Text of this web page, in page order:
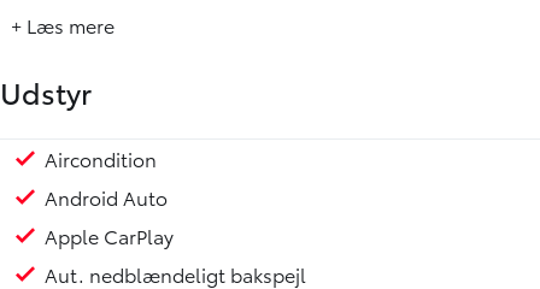
rækkevidde på op til 29,5 km/l.
Udstyrshøjdepunkter:
⭐ Android Auto & Apple CarPlay
⭐ Bakkamera
⭐ Adaptiv Fartpilot
⭐ Head-up Display
⭐ Nøglefri Betjening
+ Læs mere
Udstyr
Aircondition
Android Auto
Apple CarPlay
Aut. nedblændeligt bakspejl
Fjernlysassistent
Head-up display
Håndfri telefon
Klimaanlæg 2-zoner
Multifunktionsrat
Nøglefri betjening
Radio
Regnsensor
Stemmebetjening
Sædevarme for
Touchskærm
Trådløs mobilopladning
Udvendig temperaturmåler
Alufælge
Anhængertræk aftageligt
Fuld LED forlygter
LED baglygter
Metallak
Tonede ruder
Tågelygter
Armlæn
Højdejusterbart førersæde
Højdejusterbart passagersæde
Læderrat
Multijusterbart rat
Mørk loftbeklædning
Skumringscensor (automatisk lys)
Splitbagsæde
Varme i rat
ABS
Auto hold
Airbag
ESP
Isofix
Selealarm
Skiltegenkendelse
Vejbaneassistent
Kunstlædersæder
16" Alufælge